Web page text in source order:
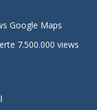
7.500.000 views